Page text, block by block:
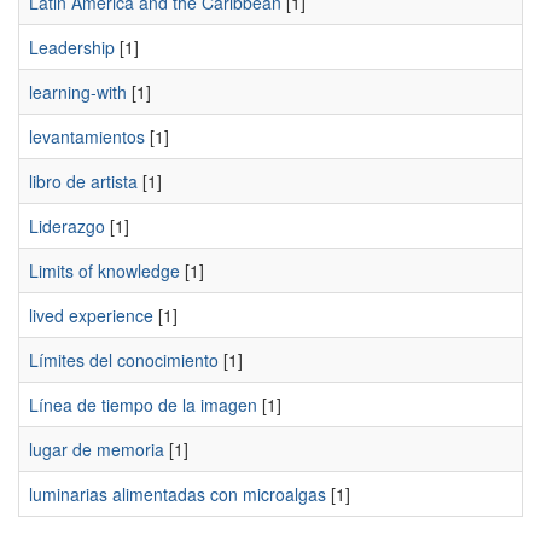
Leadership [1]
learning-with [1]
levantamientos [1]
libro de artista [1]
Liderazgo [1]
Limits of knowledge [1]
lived experience [1]
Límites del conocimiento [1]
Línea de tiempo de la imagen [1]
lugar de memoria [1]
luminarias alimentadas con microalgas [1]